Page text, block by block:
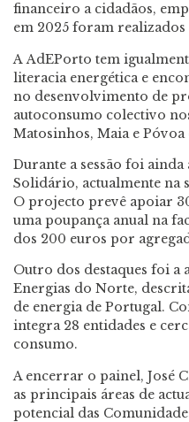
financeiro a cidadãos,
em 2025 foram
A AdEPorto tem
literacia energética e
no desenvolvimento de
autoconsumo colectivo
Matosinhos, Maia e Póvoa
Durante a sessão foi
Solidário, actualmente na
O projecto prevê apoiar
uma poupança anual na
dos 200 euros por
Outro dos destaques foi a
Energias do Norte,
de energia de Portugal.
integra 28 entidades e
consumo.
A encerrar o painel, José
as principais áreas de
potencial das